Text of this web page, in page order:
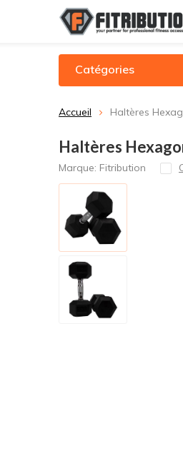
Catégories
Accueil Haltères
Haltères
Marque: Fitribution